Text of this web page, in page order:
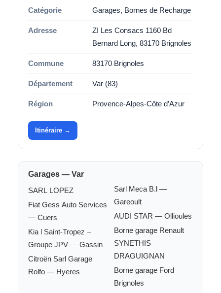
Catégorie Garages, Bornes de Recharge
Adresse
ZI Les Consacs 1160 Bd
Bernard Long, 83170 Brignoles
Commune 83170 Brignoles
Département Var (83)
Région Provence-Alpes-Côte d’Azur
Itinéraire →
Garages — Var
SARL LOPEZ
Fiat Gess Auto Services
— Cuers
Kia l Saint-Tropez –
Groupe JPV — Gassin
Citroën Sarl Garage
Rolfo — Hyeres
Sarl Meca B.l —
Gareoult
AUDI STAR — Ollioules
Borne garage Renault
SYNETHIS
DRAGUIGNAN
Borne garage Ford
Brignoles